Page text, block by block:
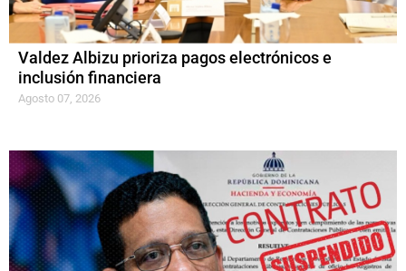
Valdez Albizu prioriza pagos electrónicos e
inclusión financiera
Agosto 07, 2026